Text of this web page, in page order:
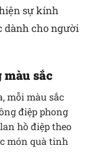
sự kính
dành cho người
sắc
mỗi màu sắc
điệp phong
hồ điệp theo
món quà tinh